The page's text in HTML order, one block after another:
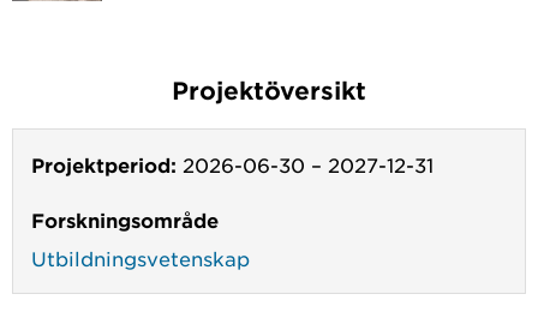
Projektöversikt
Projektperiod: 2026-06-30 – 2027-12-31
Forskningsområde
Utbildningsvetenskap